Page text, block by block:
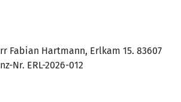
Fabian Hartmann, Erlkam 15. 83607
Nr. ERL-2026-012